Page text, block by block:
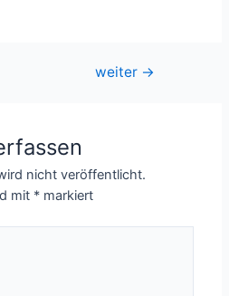
weiter →
nicht veröffentlicht.
mit * markiert